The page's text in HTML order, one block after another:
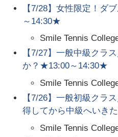
【7/28】女性限定！ダ
～14:30★
Smile Tennis
【7/27】一般中級クラ
か？★13:00～14:30★
Smile Tennis
【7/26】一般初級クラ
得してから中級へいき
Smile Tennis